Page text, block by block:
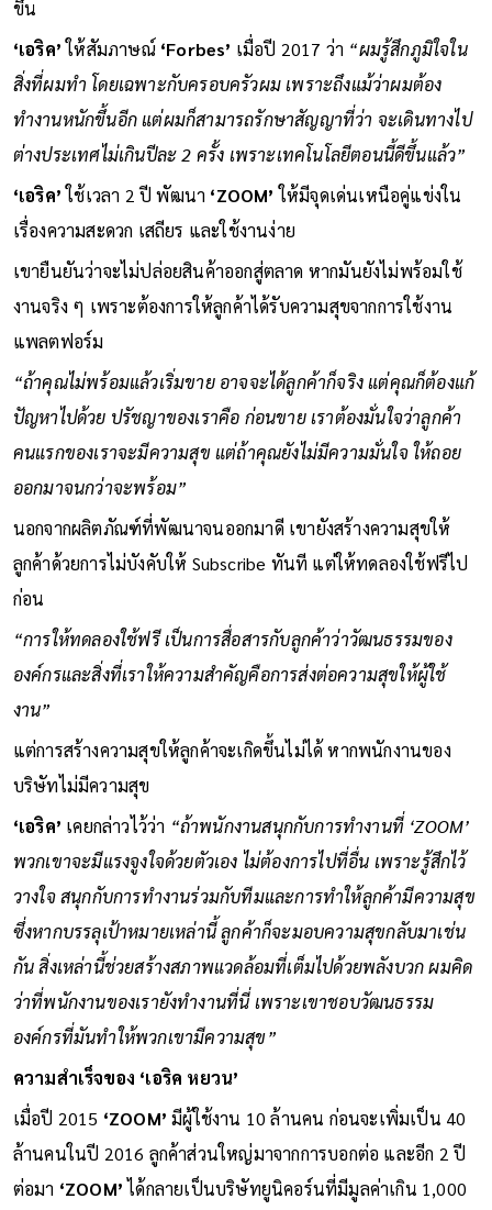
ขึ้น
‘เอริค’ให้สัมภาษณ์ ‘Forbes’ เมื่อปี 2017 ว่า “ผมรู้สึกภูมิใจใน
สิ่งที่ผมทำ โดยเฉพาะกับครอบครัวผม เพราะถึงแม้ว่าผมต้อง
ทำงานหนักขึ้นอีก แต่ผมก็สามารถรักษาสัญญาที่ว่า จะเดินทางไป
ต่างประเทศไม่เกินปีละ 2 ครั้ง เพราะเทคโนโลยีตอนนี้ดีขึ้นแล้ว”
‘เอริค’ใช้เวลา 2 ปี พัฒนา ‘ZOOM’ให้มีจุดเด่นเหนือคู่แข่งใน
เรื่องความสะดวก เสถียร และใช้งานง่าย
เขายืนยันว่าจะไม่ปล่อยสินค้าออกสู่ตลาด หากมันยังไม่พร้อมใช้
งานจริง ๆ เพราะต้องการให้ลูกค้าได้รับความสุขจากการใช้งาน
แพลตฟอร์ม
“ถ้าคุณไม่พร้อมแล้วเริ่มขาย อาจจะได้ลูกค้าก็จริง แต่คุณก็ต้องแก้
ปัญหาไปด้วย ปรัชญาของเราคือ ก่อนขาย เราต้องมั่นใจว่าลูกค้า
คนแรกของเราจะมีความสุข แต่ถ้าคุณยังไม่มีความมั่นใจ ให้ถอย
ออกมาจนกว่าจะพร้อม”
นอกจากผลิตภัณฑ์ที่พัฒนาจนออกมาดี เขายังสร้างความสุขให้
ลูกค้าด้วยการไม่บังคับให้ Subscribe ทันที แต่ให้ทดลองใช้ฟรีไป
ก่อน
“การให้ทดลองใช้ฟรี เป็นการสื่อสารกับลูกค้าว่าวัฒนธรรมของ
องค์กรและสิ่งที่เราให้ความสำคัญคือการส่งต่อความสุขให้ผู้ใช้
งาน”
แต่การสร้างความสุขให้ลูกค้าจะเกิดขึ้นไม่ได้ หากพนักงานของ
บริษัทไม่มีความสุข
‘เอริค’ เคยกล่าวไว้ว่า “ถ้าพนักงานสนุกกับการทำงานที่ ‘ZOOM’
พวกเขาจะมีแรงจูงใจด้วยตัวเอง ไม่ต้องการไปที่อื่น เพราะรู้สึกไว้
วางใจ สนุกกับการทำงานร่วมกับทีมและการทำให้ลูกค้ามีความสุข
ซึ่งหากบรรลุเป้าหมายเหล่านี้ ลูกค้าก็จะมอบความสุขกลับมาเช่น
กัน สิ่งเหล่านี้ช่วยสร้างสภาพแวดล้อมที่เต็มไปด้วยพลังบวก ผมคิด
ว่าที่พนักงานของเรายังทำงานที่นี่ เพราะเขาชอบวัฒนธรรม
องค์กรที่มันทำให้พวกเขามีความสุข”
ความสำเร็จของ ‘เอริค หยวน’
เมื่อปี 2015 ‘ZOOM’ มีผู้ใช้งาน 10 ล้านคน ก่อนจะเพิ่มเป็น 40
ล้านคนในปี 2016 ลูกค้าส่วนใหญ่มาจากการบอกต่อ และอีก 2 ปี
ต่อมา ‘ZOOM’ได้กลายเป็นบริษัทยูนิคอร์นที่มีมูลค่าเกิน 1,000